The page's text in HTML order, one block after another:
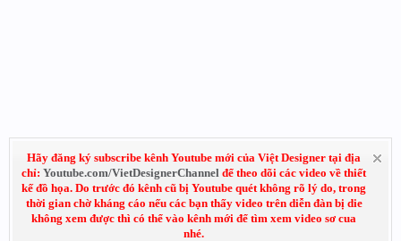
Hãy đăng ký subscribe kênh Youtube mới của Việt Designer tại địa
chỉ: Youtube.com/VietDesignerChannel để theo dõi các video về thiết
kế đồ họa. Do trước đó kênh cũ bị Youtube quét không rõ lý do, trong
thời gian chờ kháng cáo nếu các bạn thấy video trên diễn đàn bị die
không xem được thì có thể vào kênh mới để tìm xem video sơ cua
nhé.